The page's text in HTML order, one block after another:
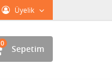
Üyelik
Sepetim
0